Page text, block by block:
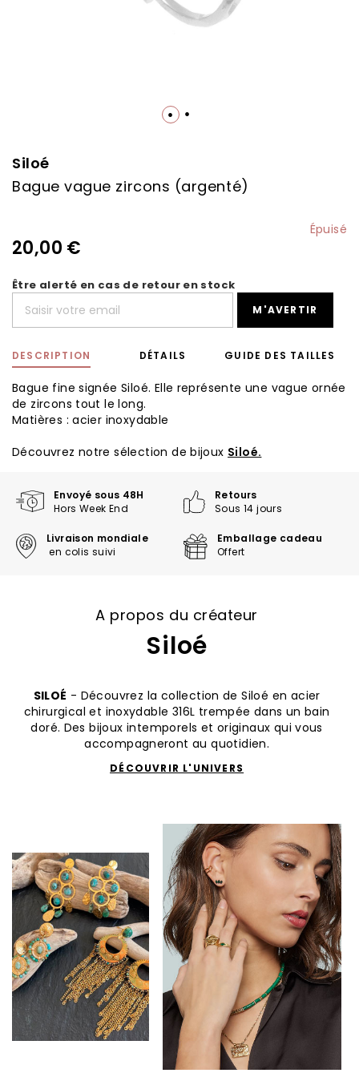
Siloé
Bague vague zircons (argenté)
Épuisé
20,00 €
Être alerté en cas de retour en stock
M'AVERTIR
DESCRIPTION
Bague fine signée Siloé. Elle représente une vague ornée
de zircons tout le long.
Matières : acier inoxydable
Découvrez notre sélection de bijoux Siloé.
DÉTAILS GUIDE DES TAILLES
the
beginning
of
Envoyé sous 48H
Hors Week End
Retours
Sous 14 jours
Livraison mondiale
en colis suivi
Emballage cadeau
Offert
A propos du créateur
Siloé
SILOÉ - Découvrez la collection de Siloé en acier
chirurgical et inoxydable 316L trempée dans un bain
doré. Des bijoux intemporels et originaux qui vous
accompagneront au quotidien.
DÉCOUVRIR L'UNIVERS